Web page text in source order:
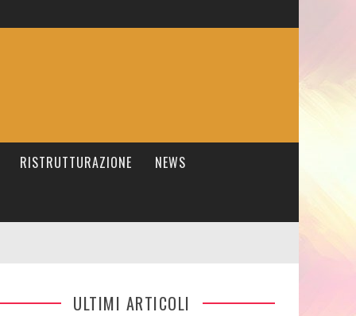
RISTRUTTURAZIONE NEWS
ULTIMI ARTICOLI